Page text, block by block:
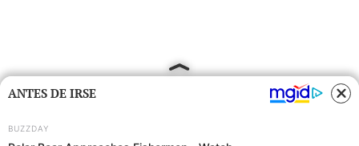
ANTES DE IRSE